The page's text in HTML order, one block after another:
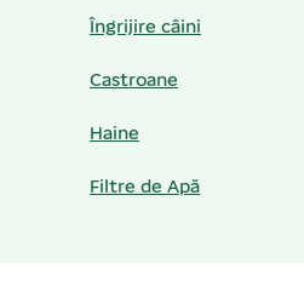
Îngrijire câini
Castroane
Haine
Filtre de Apă